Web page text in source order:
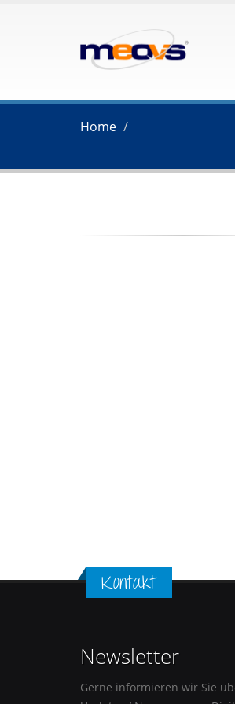
Home
Kontakt
Newsletter
Gerne informieren wir Sie